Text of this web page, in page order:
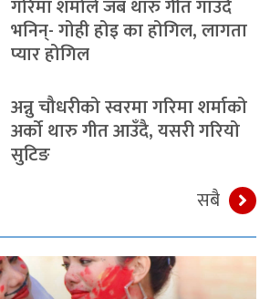
गरिमा शर्माले जब थारु गीत गाउँदै
भनिन्- गोही होइ का होगिल, लागता
प्यार होगिल
अन्नु चौधरीको स्वरमा गरिमा शर्माको
अर्को थारु गीत आउँदै, यसरी गरियो
सुटिङ
सबै